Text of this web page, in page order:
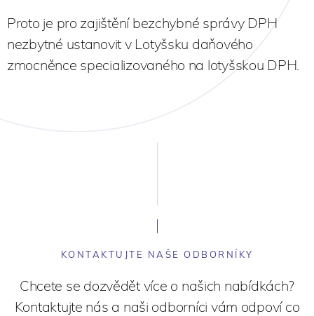
Proto je pro zajištění bezchybné správy DPH
nezbytné ustanovit v Lotyšsku daňového
zmocněnce specializovaného na lotyšskou DPH.
KONTAKTUJTE NAŠE ODBORNÍKY
Chcete se dozvědět více o našich nabídkách?
Kontaktujte nás a naši odborníci vám odpoví co